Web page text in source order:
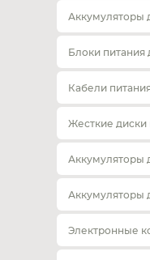
Аккумуляторы
Блоки питания
Кабели
Жесткие диски
Аккумуляторы
Аккумуляторы
Электронные